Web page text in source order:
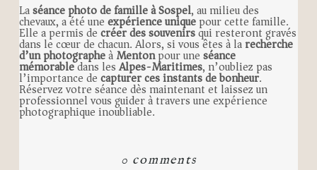
Laséance photo de famille à Sospel, au milieu des
chevaux, a été uneexpérience uniquepour cette famille.
Elle a permis decréer des souvenirsqui resteront gravés
dans le cœur de chacun. Alors, si vous êtes à larecherche
d’un photographeàMentonpour uneséance
mémorabledans lesAlpes-Maritimes, n’oubliez pas
l’importance decapturer ces instants de bonheur.
Réservez votre séance dès maintenant et laissez un
professionnel vous guider à travers une expérience
photographique inoubliable.
0 comments